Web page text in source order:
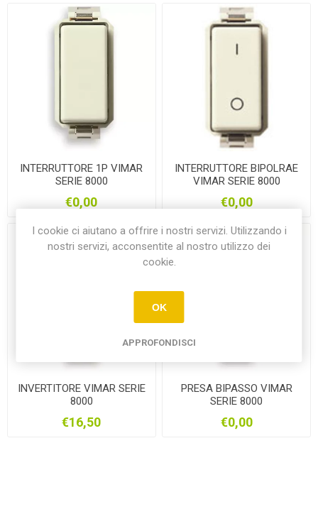
INTERRUTTORE 1P VIMAR
SERIE 8000
€0,00
INTERRUTTORE BIPOLRAE
VIMAR SERIE 8000
€0,00
INVERTITORE VIMAR SERIE
8000
€16,50
PRESA BIPASSO VIMAR
SERIE 8000
€0,00
I cookie ci aiutano a offrire i nostri servizi. Utilizzando i
nostri servizi, acconsentite al nostro utilizzo dei
cookie.
OK
APPROFONDISCI